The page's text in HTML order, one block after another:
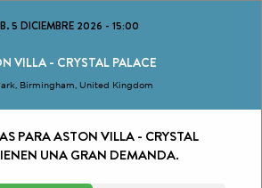
5 DICIEMBRE 2026 - 15:00
VILLA - CRYSTAL PALACE
Birmingham, United Kingdom
PARA ASTON VILLA - CRYSTAL
UNA GRAN DEMANDA.